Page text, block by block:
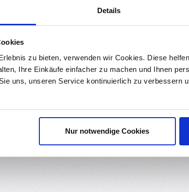
Details
zu bieten, verwenden wir Cookies. Diese
Ihre Einkäufe einfacher zu machen und Ihnen
uns, unseren Service kontinuierlich zu verbessern
Nur notwendige Cookies
größere Messbereiche erkennen kann und etwas
5%